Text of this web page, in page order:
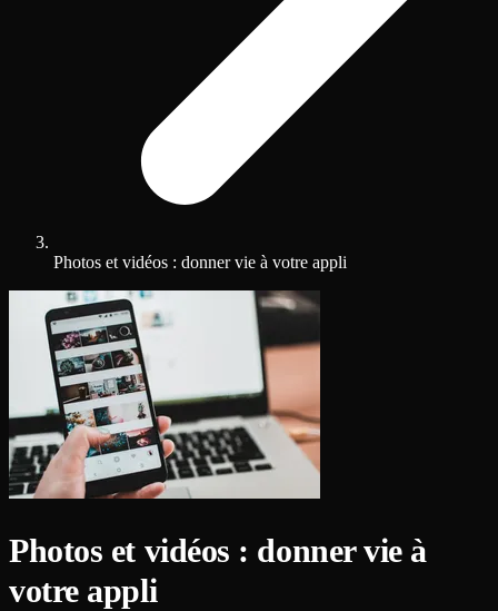
Photos et vidéos : donner vie à votre appli
Photos et vidéos : donner vie à
votre appli